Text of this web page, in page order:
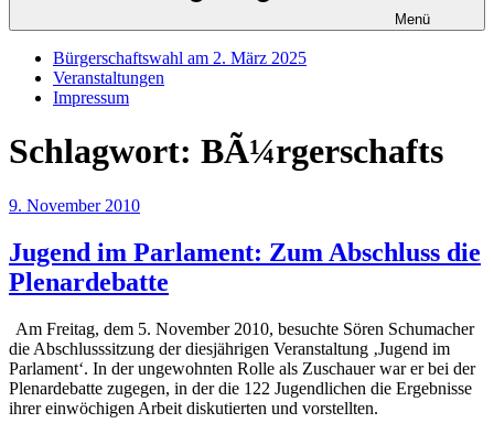
Menü
Bürgerschaftswahl am 2. März 2025
Veranstaltungen
Impressum
Schlagwort: BÃ¼rgerschafts
Veröffentlicht
9. November 2010
Jugend im Parlament: Zum Abschluss die
Plenardebatte
Am Freitag, dem 5. November 2010, besuchte Sören Schumacher
die Abschlusssitzung der diesjährigen Veranstaltung ‚Jugend im
Parlament‘. In der ungewohnten Rolle als Zuschauer war er bei der
Plenardebatte zugegen, in der die 122 Jugendlichen die Ergebnisse
ihrer einwöchigen Arbeit diskutierten und vorstellten.